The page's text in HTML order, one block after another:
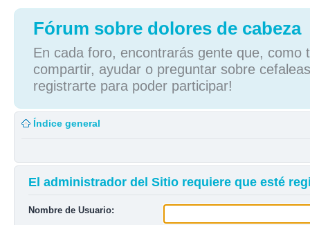
Fórum sobre dolores de cabeza
En cada foro, encontrarás gente que, como
compartir, ayudar o preguntar sobre
registrarte para poder participar!
Índice general
El administrador del Sitio requiere que esté
Nombre de Usuario: